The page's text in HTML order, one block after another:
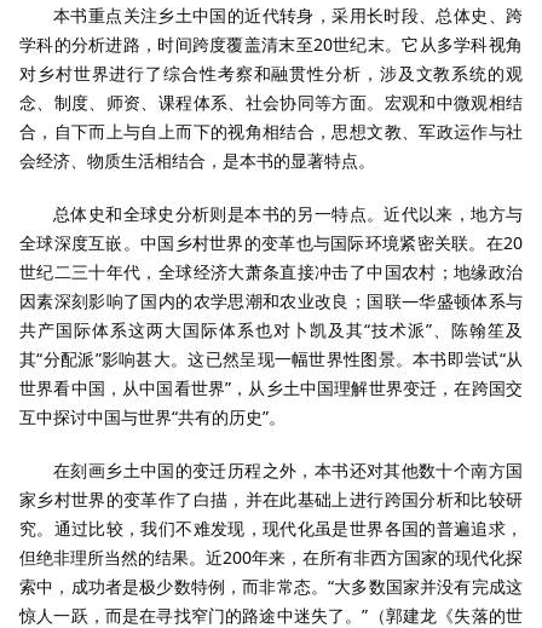
本书重点关注乡土中国的近代转身，采用长时段、总体史、跨
学科的分析进路，时间跨度覆盖清末至20世纪末。它从多学科视角
对乡村世界进行了综合性考察和融贯性分析，涉及文教系统的观
念、制度、师资、课程体系、社会协同等方面。宏观和中微观相结
合，自下而上与自上而下的视角相结合，思想文教、军政运作与社
会经济、物质生活相结合，是本书的显著特点。
总体史和全球史分析则是本书的另一特点。近代以来，地方与
全球深度互嵌。中国乡村世界的变革也与国际环境紧密关联。在20
世纪二三十年代，全球经济大萧条直接冲击了中国农村；地缘政治
因素深刻影响了国内的农学思潮和农业改良；国联—华盛顿体系与
共产国际体系这两大国际体系也对卜凯及其“技术派”、陈翰笙及
其“分配派”影响甚大。这已然呈现一幅世界性图景。本书即尝试“从
世界看中国，从中国看世界”，从乡土中国理解世界变迁，在跨国交
互中探讨中国与世界“共有的历史”。
在刻画乡土中国的变迁历程之外，本书还对其他数十个南方国
家乡村世界的变革作了白描，并在此基础上进行跨国分析和比较研
究。通过比较，我们不难发现，现代化虽是世界各国的普遍追求，
但绝非理所当然的结果。近200年来，在所有非西方国家的现代化探
索中，成功者是极少数特例，而非常态。“大多数国家并没有完成这
惊人一跃，而是在寻找窄门的路途中迷失了。”（郭建龙《失落的世